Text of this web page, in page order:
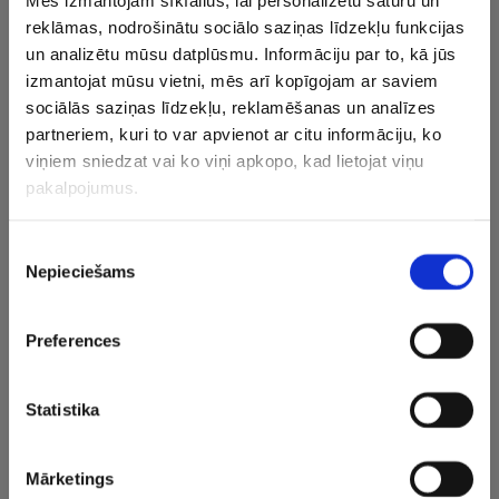
reklāmas, nodrošinātu sociālo saziņas līdzekļu funkcijas
un analizētu mūsu datplūsmu. Informāciju par to, kā jūs
izmantojat mūsu vietni, mēs arī kopīgojam ar saviem
sociālās saziņas līdzekļu, reklamēšanas un analīzes
partneriem, kuri to var apvienot ar citu informāciju, ko
viņiem sniedzat vai ko viņi apkopo, kad lietojat viņu
pakalpojumus.
izvēle
Nepieciešams
Preferences
Statistika
Mārketings
Aizvadītajā sezonā par FIBA Čempionu līgas uzvarētāju
kļuva Itālijas klubs Boloņas “Segafredo Virtus”.
Pērnā gada Latvijas čempionvienība “Ventspils” šosezon
nekvalificējās FIBA Čempionu līgas izslēgšanas turnīram,
jo savā grupā palika sestajā vietā, tomēr tā ieguva iespēju
nepārvarēja pirmo kārtu.